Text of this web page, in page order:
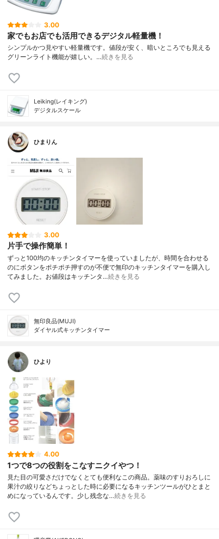
3.00
家でもお店でも活用できるデジタル軽量機！
シンプルかつ見やすい軽量機です。値段が安く、暗いところでも見える
グリーンライト機能が嬉しい。…続きを見る
Leiking(レイキング)
デジタルスケール
ひまりん
3.00
片手で操作簡単！
ずっと100均のキッチンタイマーを使っていましたが、時間を合わせる
のにボタンをポチポチ押すのが不便で無印のキッチンタイマーを購入し
てみました。お値段はキッチンタ…続きを見る
無印良品(MUJI)
ダイヤル式キッチンタイマー
ひより
4.00
1つで8つの役割をこなすニクイやつ！
見た目の可愛さだけでなくとても便利なこの商品。薬味のすりおろしに
果汁の絞りなどちょっとした時に必要になるキッチンツールがひとまと
めになっているんです。少し残念な…続きを見る